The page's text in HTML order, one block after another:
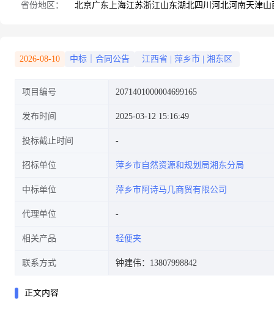
省份地区： 北京广东 上海江苏浙江山东湖北四川 河北河南天津山
2026-08-10 中标｜合同公告 江西省 萍乡市 湘东区
项目编号 2071401000004699165
发布时间 2025-03-12 15:16:49
投标截止时间
招标单位 萍乡市自然资源和规划局湘东分局
中标单位 萍乡市阿诗马几商贸有限公司
代理单位
相关产品 轻便夹
联系方式 钟建伟：13807998842
正文内容